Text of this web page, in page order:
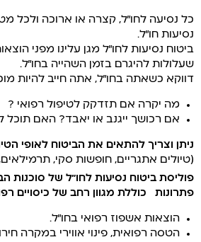
כל נסיעה לחו”ל, קצרה או ארוכה ולכל
נסיעות חו”ל.
ביטוח נסיעות לחו”ל מגן עלינו מפני
שעלולות להיגרם בזמן השהייה בחו”ל.
דווקא כשאתה בחו”ל, אתה חייב להיות
מה יקרה אם תזדקק לטיפול רפואי ?
אם רכושך ייגנב או יאבד? האם תוכל
ניתן וצריך להתאים את הביטוח לאופי
(טיולים אתגריים, חופשות סקי,
פוליסת ביטוח נסיעות לחו”ל של סוכנות
פתרונות
כוללת מגוון רחב של כיסויים
הוצאות אשפוז רפואי בחו”ל.
הטסה רפואית, פינוי אווירי במקרה